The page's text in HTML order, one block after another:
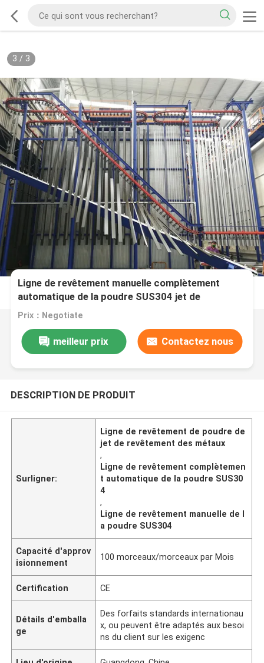
3 / 3
Ligne de revêtement manuelle complètement
automatique de la poudre SUS304 jet de
revêtement des métaux
Prix：Negotiate
meilleur prix Contactez nous
DESCRIPTION DE PRODUIT
Surligner:
Ligne de revêtement de poudre de
jet de revêtement des métaux
,
Ligne de revêtement complètemen
t automatique de la poudre SUS30
4
,
Ligne de revêtement manuelle de l
a poudre SUS304
Capacité d'approv
isionnement
100 morceaux/morceaux par Mois
Certification CE
Détails d'emballa
ge
Des forfaits standards internationau
x, ou peuvent être adaptés aux besoi
ns du client sur les exigenc